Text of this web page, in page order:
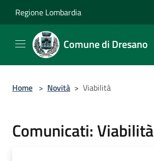
Regione Lombardia
Comune di Dresano
Home > Novità > Viabilità
Comunicati: Viabilità